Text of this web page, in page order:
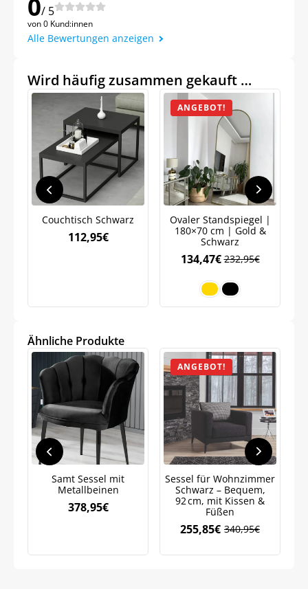
0/ 5
von 0 Kund:innen
Alle Bewertungen anzeigen
Wird häufig zusammen gekauft …
Couchtisch Schwarz
112,95€
ANGEBOT!
Ovaler Standspiegel |
180×70 cm | Gold &
Schwarz
232,95€
134,47€
Ähnliche Produkte
Samt Sessel mit
Metallbeinen
378,95€
ANGEBOT!
Sessel für Wohnzimmer
Schwarz – Bequem,
92 cm, mit Kissen &
Füßen
340,95€
Ursprünglicher
255,85€Aktueller
Jetzt5% Rabatt
auf Ihre erste Bestellung sichern!
Meinen Code senden
Bleiben Sie auf dem Laufenden über
Neuigkeiten und Angebote.
Weitere Informationen darüber, wie wir Ihre Daten für
Marketingkommunikation verarbeiten. Lesen Sie unsere
Datenschutzrichtlinie.